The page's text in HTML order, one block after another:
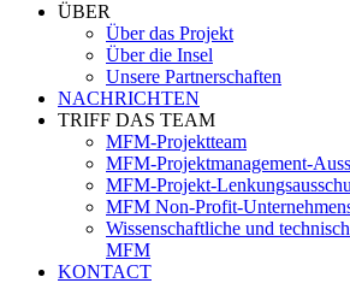
ÜBER
Über das Projekt
Über die Insel
Unsere Partnerschaften
NACHRICHTEN
TRIFF DAS TEAM
MFM-Projektteam
MFM-Projektmanagement-
MFM-Projekt-
MFM Non-Profit-
Wissenschaftliche und
MFM
KONTACT